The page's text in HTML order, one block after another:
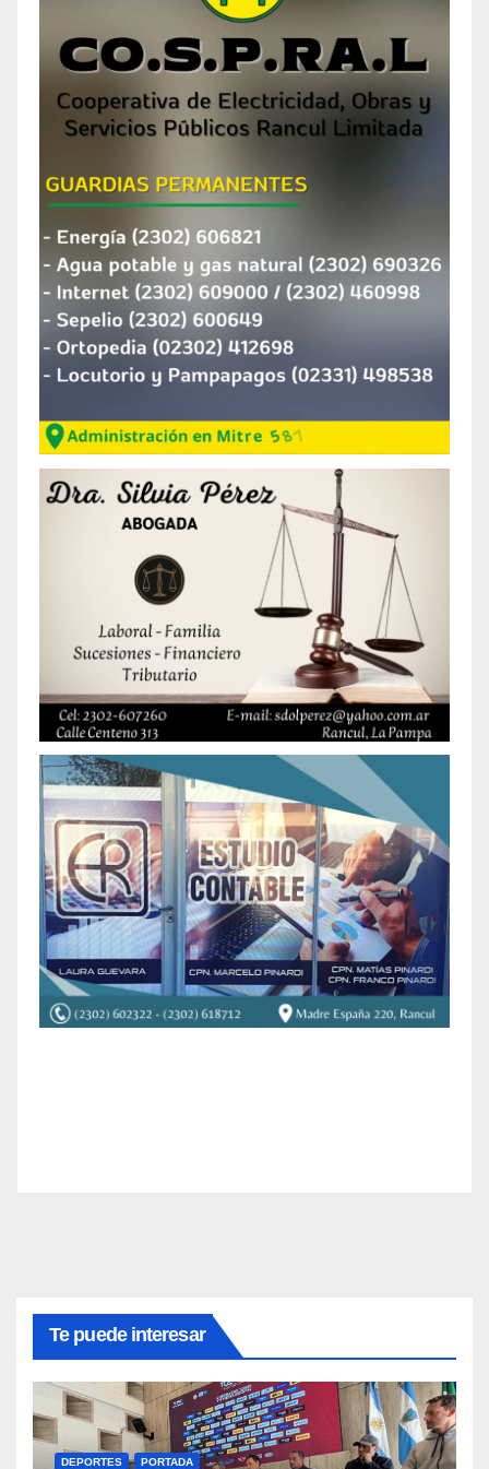
Te puede interesar
DEPORTES PORTADA